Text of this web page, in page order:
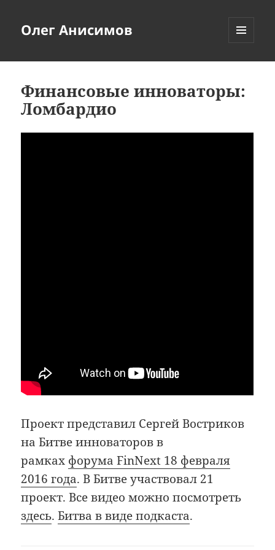
Олег Анисимов
Финансовые инноваторы:
Ломбардио
Проект представил Сергей Востриков
на Битве инноваторов в
рамках форума FinNext 18 февраля
2016 года. В Битве участвовал 21
проект. Все видео можно посмотреть
здесь.Битва в виде подкаста.